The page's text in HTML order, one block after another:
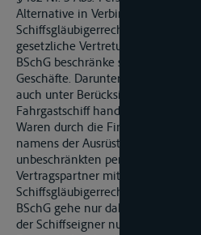
Alternative in Verbindung mit § 4
Schiffsgläubigerrecht an dem
gesetzliche Vertretungsmacht des
BSchG beschränke sich auf
Geschäfte. Darunter falle die
auch unter Berücksichtigung
Fahrgastschiff handele, nicht. Im
Waren durch die Firma C selbst
namens der Ausrüsterin habe die
unbeschränkten persönlichen
Vertragspartner mit der Folge, dass
Schiffsgläubigerrecht entstanden
BSchG gehe nur dahin, den
der Schiffseigner nur beschränkt